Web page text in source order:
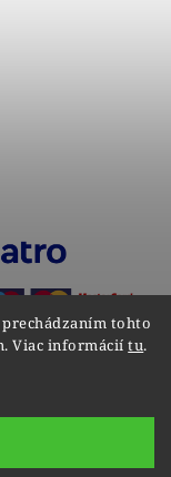
tohto
Viac informáciítu.